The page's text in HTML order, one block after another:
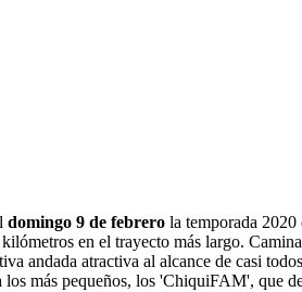
domingo 9 de febrero la temporada 2020
en el trayecto más largo.
andada atractiva al alcance de casi
más pequeños, los 'ChiquiFAM', que